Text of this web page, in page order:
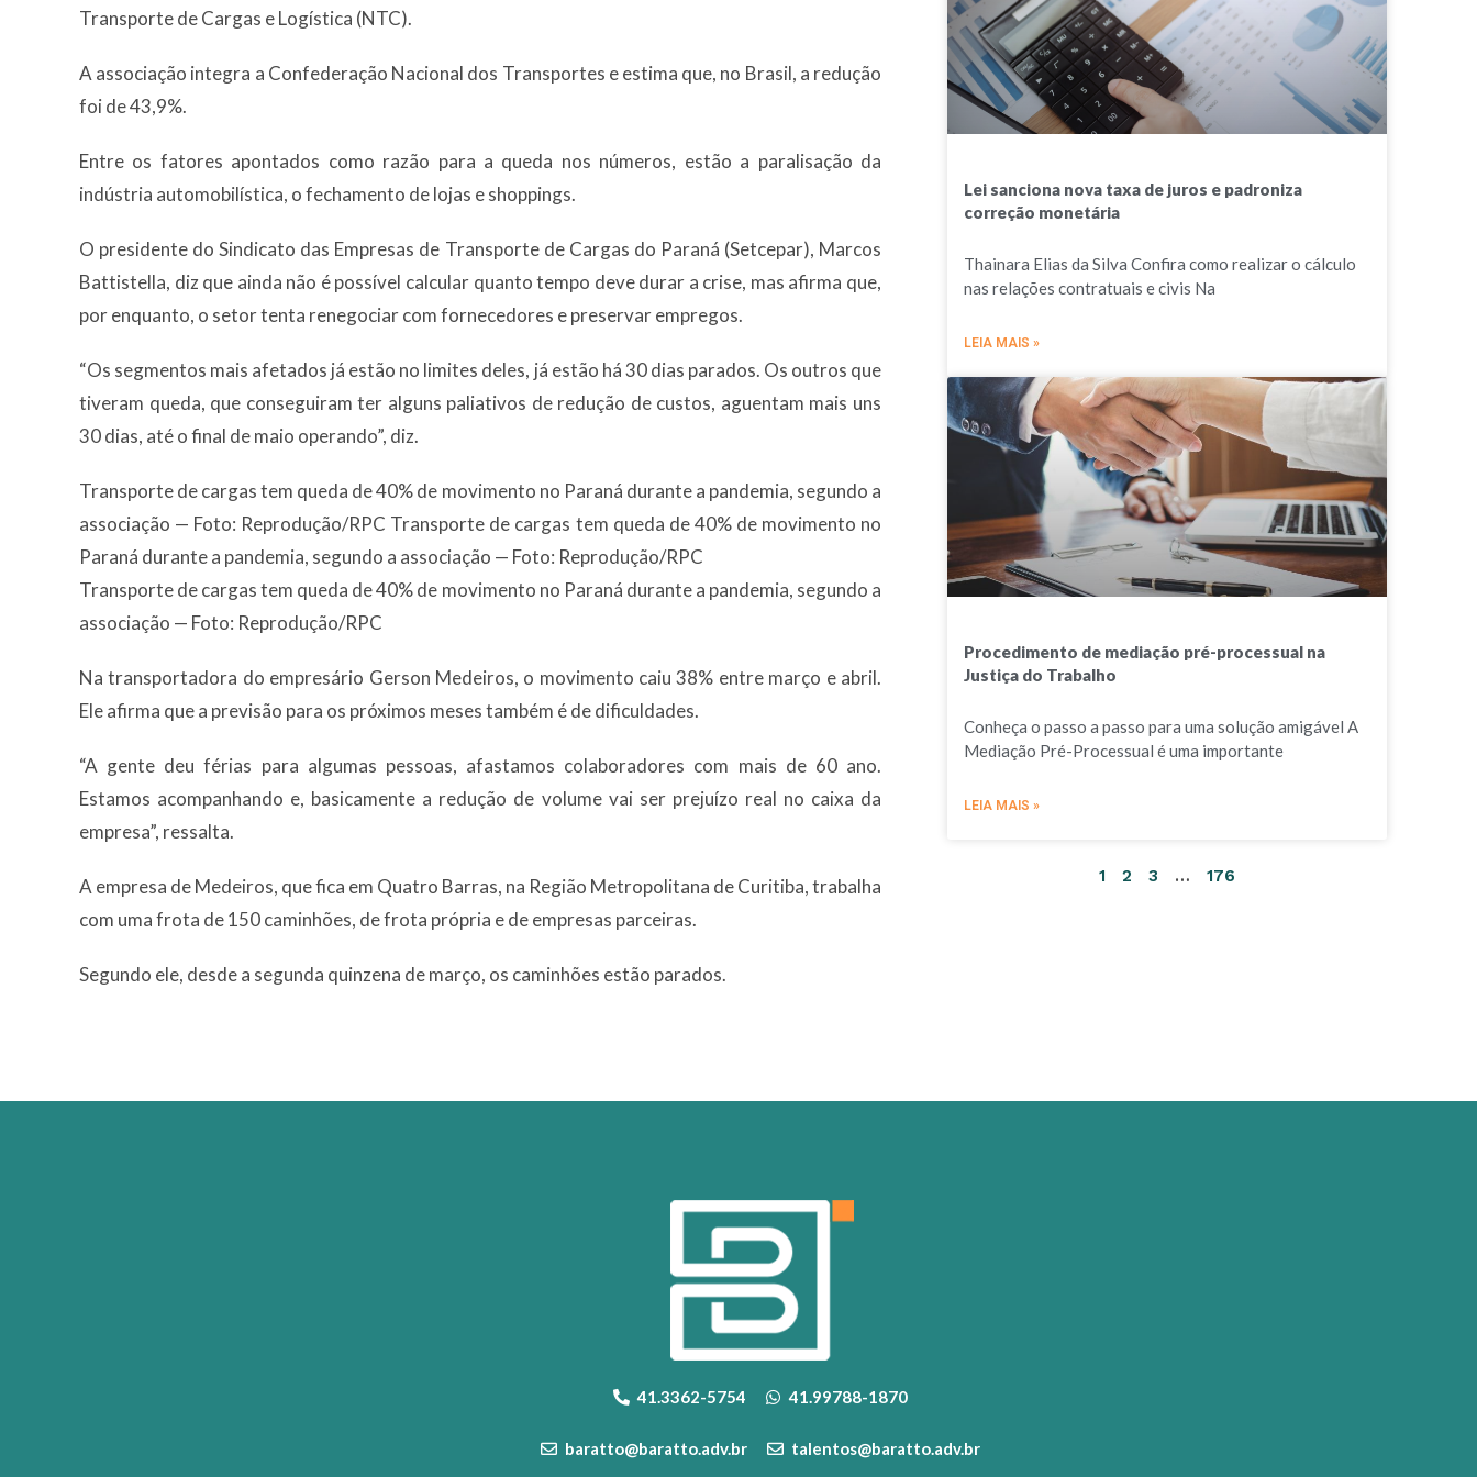
Transporte de Cargas e Logística (NTC).
A associação integra a Confederação Nacional dos Transportes e estima que, no Brasil, a redução
foi de 43,9%.
Entre os fatores apontados como razão para a queda nos números, estão a paralisação da
indústria automobilística, o fechamento de lojas e shoppings.
O presidente do Sindicato das Empresas de Transporte de Cargas do Paraná (Setcepar), Marcos
Battistella, diz que ainda não é possível calcular quanto tempo deve durar a crise, mas afirma que,
por enquanto, o setor tenta renegociar com fornecedores e preservar empregos.
“Os segmentos mais afetados já estão no limites deles, já estão há 30 dias parados. Os outros que
tiveram queda, que conseguiram ter alguns paliativos de redução de custos, aguentam mais uns
30 dias, até o final de maio operando”, diz.
Transporte de cargas tem queda de 40% de movimento no Paraná durante a pandemia, segundo a
associação — Foto: Reprodução/RPC Transporte de cargas tem queda de 40% de movimento no
Paraná durante a pandemia, segundo a associação — Foto: Reprodução/RPC
Transporte de cargas tem queda de 40% de movimento no Paraná durante a pandemia, segundo a
associação — Foto: Reprodução/RPC
Na transportadora do empresário Gerson Medeiros, o movimento caiu 38% entre março e abril.
Ele afirma que a previsão para os próximos meses também é de dificuldades.
“A gente deu férias para algumas pessoas, afastamos colaboradores com mais de 60 ano.
Estamos acompanhando e, basicamente a redução de volume vai ser prejuízo real no caixa da
empresa”, ressalta.
A empresa de Medeiros, que fica em Quatro Barras, na Região Metropolitana de Curitiba, trabalha
com uma frota de 150 caminhões, de frota própria e de empresas parceiras.
Segundo ele, desde a segunda quinzena de março, os caminhões estão parados.
Lei sanciona nova taxa de juros e padroniza
correção monetária
Thainara Elias da Silva Confira como realizar o cálculo
nas relações contratuais e civis Na
LEIA MAIS »
Procedimento de mediação pré-processual na
Justiça do Trabalho
Conheça o passo a passo para uma solução amigável A
Mediação Pré-Processual é uma importante
LEIA MAIS »
1 2 3 … 176
41.3362-5754 41.99788-1870
baratto@baratto.adv.br talentos@baratto.adv.br